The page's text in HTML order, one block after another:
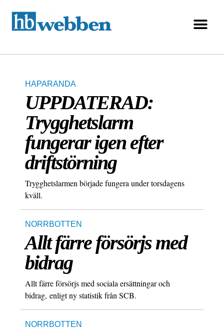
HAPARANDA
UPPDATERAD:
Trygghetslarm
fungerar igen efter
driftstörning
Trygghetslarmen började fungera under torsdagens
kväll.
NORRBOTTEN
Allt färre försörjs med
bidrag
Allt färre försörjs med sociala ersättningar och
bidrag, enligt ny statistik från SCB.
NORRBOTTEN